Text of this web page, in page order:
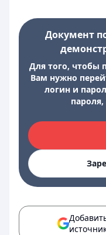
Документ
Для того, чтобы
Вам нужно
логин и
пароля,